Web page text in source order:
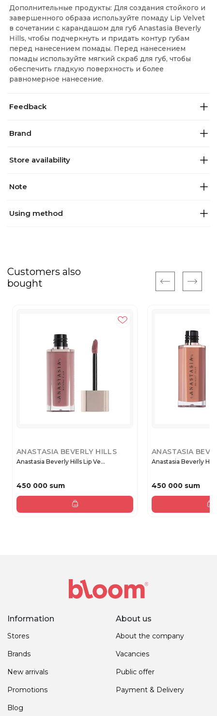
Дополнительные продукты: Для создания стойкого и
завершенного образа используйте помаду Lip Velvet
в сочетании с карандашом для губ Anastasia Beverly
Hills, чтобы подчеркнуть и придать контур губам
перед нанесением помады. Перед нанесением
помады используйте мягкий скраб для губ, чтобы
обеспечить гладкую поверхность и более
равномерное нанесение.
Feedback
Brand
Store availability
Note
Using method
Customers also
bought
ANASTASIA BEVERLY HILLS
Anastasia Beverly Hills Lip Ve...
450 000 sum
ANASTASIA
Anastasia Beverly
450 000 sum
Information
Stores
Brands
New arrivals
Promotions
Blog
About us
About the company
Vacancies
Public offer
Payment & Delivery